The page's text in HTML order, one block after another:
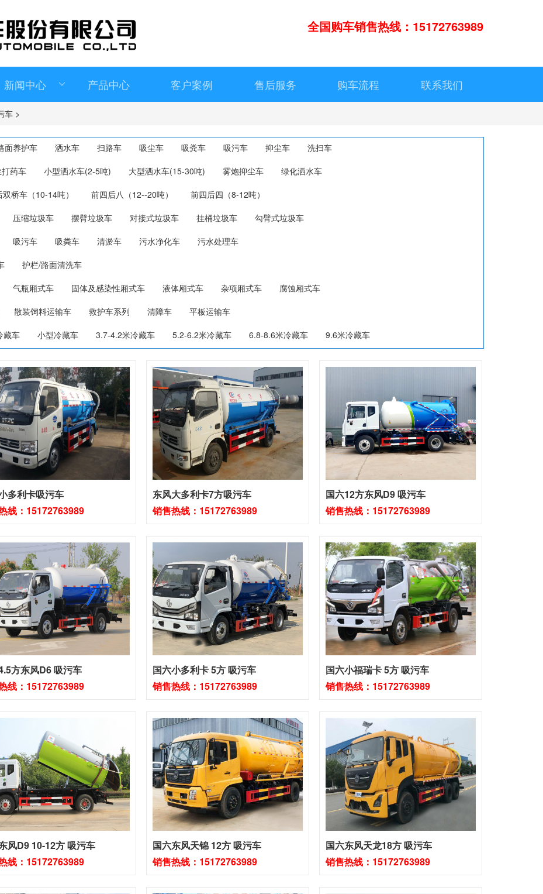
全国购车销售热线：15172763989
新闻中心 产品中心 客户案例 售后服务 购车流程 联系我们
车 >
面养护车 洒水车 扫路车 吸尘车 吸粪车 吸污车 抑尘车
洗扫车
药车 小型洒水车(2-5吨) 大型洒水车(15-30吨) 雾炮抑尘车
绿化洒水车
双桥车（10-14吨） 前四后八（12--20吨）
前四后四（8-12吨）
压缩垃圾车 摆臂垃圾车 对接式垃圾车 挂桶垃圾车
勾臂式垃圾车
吸污车 吸粪车 清淤车 污水净化车
污水处理车
护栏/路面清洗车
气瓶厢式车 固体及感染性厢式车 液体厢式车 杂项厢式车
腐蚀厢式车
散装饲料运输车 救护车系列 清障车
平板运输车
藏车 小型冷藏车 3.7-4.2米冷藏车 5.2-6.2米冷藏车 6.8-8.6米冷藏车 9.6米冷藏车
多利卡吸污车
线：15172763989
东风大多利卡7方吸污车
销售热线：15172763989
国六12方东风D9 吸污车
销售热线：15172763989
方东风D6 吸污车
线：15172763989
国六小多利卡 5方 吸污车
销售热线：15172763989
国六小福瑞卡 5方 吸污车
销售热线：15172763989
风D9 10-12方 吸污车
线：15172763989
国六东风天锦 12方 吸污车
销售热线：15172763989
国六东风天龙18方 吸污车
销售热线：15172763989